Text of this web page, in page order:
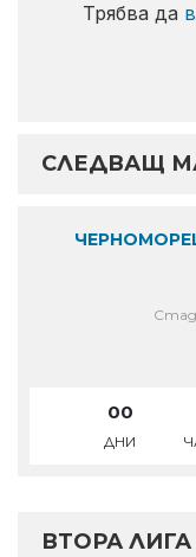
Трябва да
СЛЕДВАЩ
00
ДНИ
ВТОРА ЛИГА